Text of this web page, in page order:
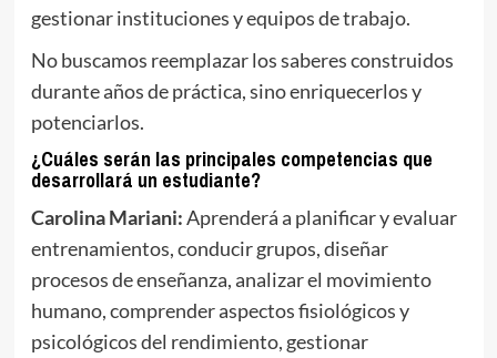
gestionar instituciones y equipos de trabajo.
No buscamos reemplazar los saberes construidos
durante años de práctica, sino enriquecerlos y
potenciarlos.
¿Cuáles serán las principales competencias que
desarrollará un estudiante?
Carolina Mariani:Aprenderá a planificar y evaluar
entrenamientos, conducir grupos, diseñar
procesos de enseñanza, analizar el movimiento
humano, comprender aspectos fisiológicos y
psicológicos del rendimiento, gestionar